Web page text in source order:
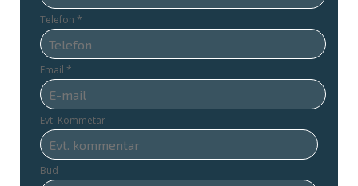
Telefon *
Email *
Evt. Kommetar
Bud